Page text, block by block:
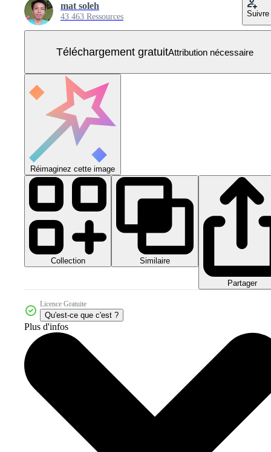
mat soleh
43 463 Ressources Suivre
Téléchargement gratuitAttribution nécessaire
Réimaginez cette image
Collection Similaire
Partager
Licence Gratuite
Qu'est-ce que c'est ?
Plus d'infos